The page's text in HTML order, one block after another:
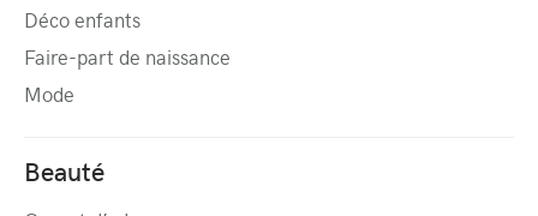
Déco enfants
Faire-part de naissance
Mode
Beauté